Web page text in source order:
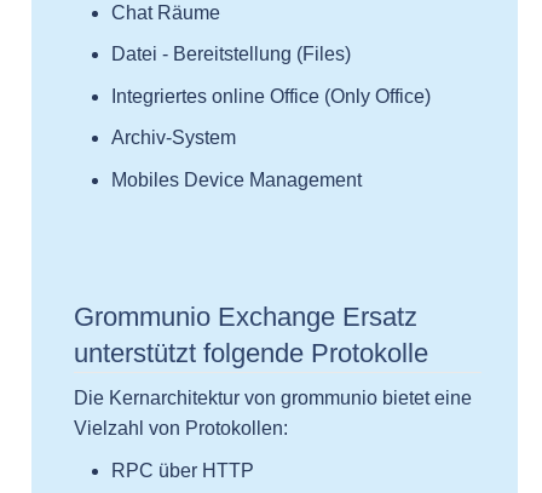
Chat Räume
Datei - Bereitstellung (Files)
Integriertes online Office (Only Office)
Archiv-System
Mobiles Device Management
Grommunio Exchange Ersatz
unterstützt folgende Protokolle
Die Kernarchitektur von grommunio bietet eine
Vielzahl von Protokollen:
RPC über HTTP